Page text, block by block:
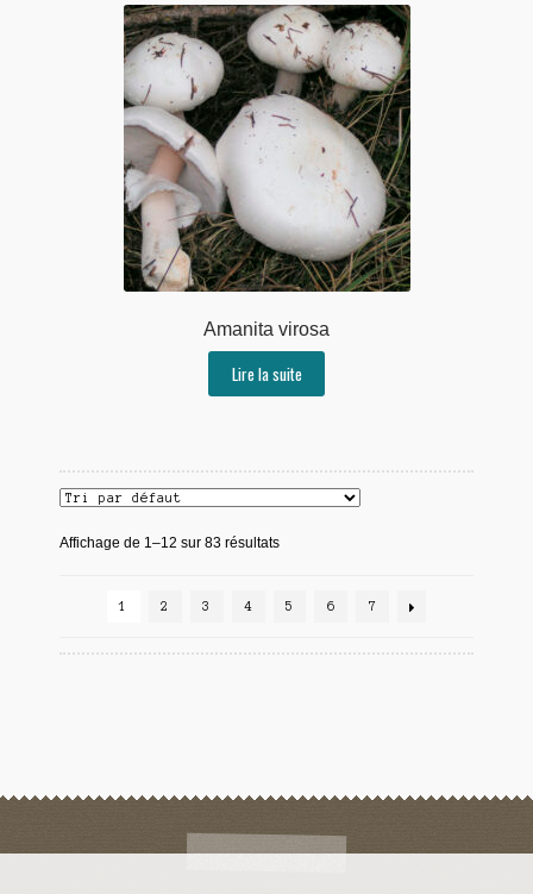
Amanita virosa
Lire la suite
Affichage de 1–12 sur 83 résultats
1 2 3 4 5 6 7